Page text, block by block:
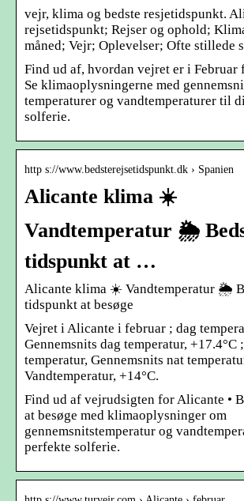
vejr, klima og bedste resjetidspunkt.
rejsetidspunkt; Rejser og ophold;
måned; Vejr; Oplevelser; Ofte stillede
Find ud af, hvordan vejret er i Februar
Se klimaoplysningerne med
temperaturer og vandtemperaturer til
solferie.
http s://www.bedsterejsetidspunkt.dk › Spanien
Alicante klima ☀️
Vandtemperatur 🌦️
tidspunkt at …
Alicante klima ☀️ Vandtemperatur 🌦️
tidspunkt at besøge
Vejret i Alicante i februar ; dag
Gennemsnits dag temperatur, +17.4°C
temperatur, Gennemsnits nat
Vandtemperatur, +14°C.
Find ud af vejrudsigten for Alicante •
at besøge med klimaoplysninger om
gennemsnitstemperatur og
perfekte solferie.